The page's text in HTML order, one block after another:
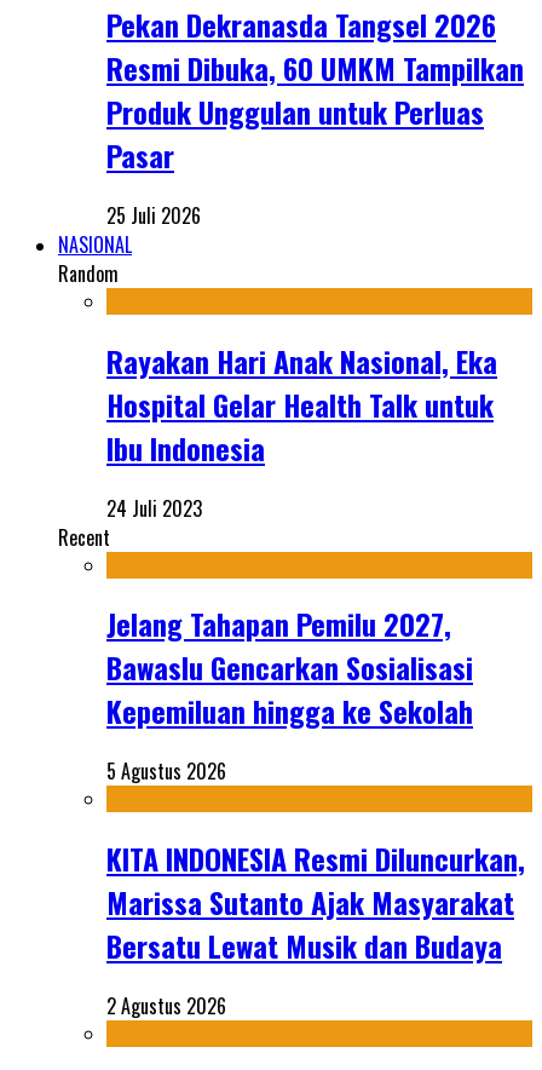
Pekan Dekranasda Tangsel 2026
Resmi Dibuka, 60 UMKM Tampilkan
Produk Unggulan untuk Perluas
Pasar
25 Juli 2026
NASIONAL
Random
Rayakan Hari Anak Nasional, Eka
Hospital Gelar Health Talk untuk
Ibu Indonesia
24 Juli 2023
Recent
Jelang Tahapan Pemilu 2027,
Bawaslu Gencarkan Sosialisasi
Kepemiluan hingga ke Sekolah
5 Agustus 2026
KITA INDONESIA Resmi Diluncurkan,
Marissa Sutanto Ajak Masyarakat
Bersatu Lewat Musik dan Budaya
2 Agustus 2026